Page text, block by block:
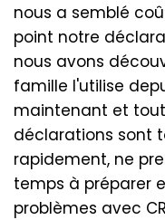
nous a semblé
point notre
nous avons
famille l'utilise
maintenant et tout
déclarations sont
rapidement, ne
temps à préparer
problèmes avec